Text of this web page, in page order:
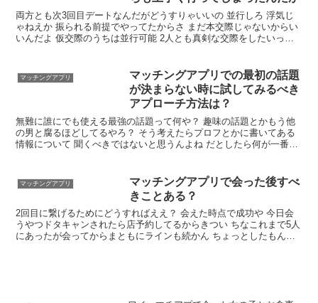
両方とも次3回目デートなんだがどうすりゃいいの 並行しろ 浮気じ
ゃねえか 振られる前提でやってたからさ まだ本交際じゃないからい
いんだよ 仮交際のうちは並行可能 2人とも真剣な交際をしたいって
マッチングアプリ
マッチングアプリでの最初の話題
が決まらない時に試してみるべき
アプローチ方法は？
無難に誰にでも使える最強の話題って何や？ 趣味の話題とかもう他
の男と腐るほどしてるやろ？ そう考えたらプロフとかに書いてある
情報について 聞くべきではないと思うんよね だとしたら何が一番え
マッチングアプリ
マッチングアプリで会った後すべ
きことある？
2回目に繋げるためにどうすればええ？ 会えた時点で成功や 今日会
うやつドタキャンされたら店予約してるからきつい ちなこれまで5人
にあったが会ってからまともにラインも続かん ちょっとしたもんで